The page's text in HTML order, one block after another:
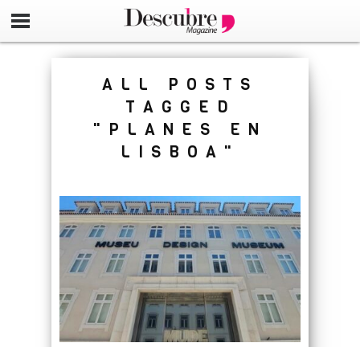
google-site-
ALL POSTS
TAGGED
"PLANES EN
LISBOA"